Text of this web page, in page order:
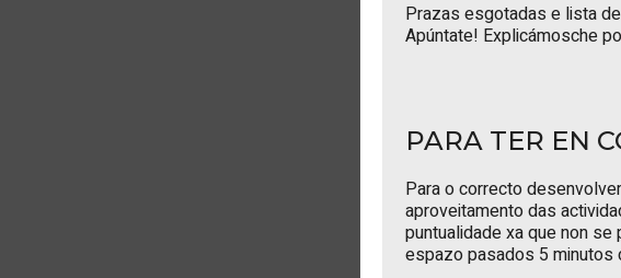
Prazas esgotadas e lista
Apúntate! Explicámosche
PARA TER EN
Para o correcto
aproveitamento das
puntualidade xa que non se
espazo pasados 5 minutos